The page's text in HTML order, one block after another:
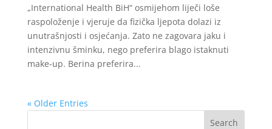
„International Health BiH“ osmijehom liječi loše
raspoloženje i vjeruje da fizička ljepota dolazi iz
unutrašnjosti i osjećanja. Zato ne zagovara jaku i
intenzivnu šminku, nego preferira blago istaknuti
make-up. Berina preferira...
« Older Entries
Search